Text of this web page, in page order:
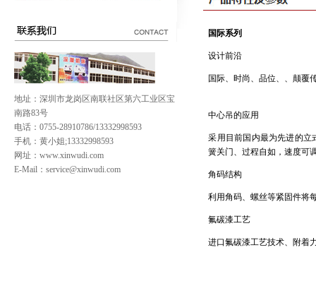
地址：深圳市龙岗区南联社区第六工业区宝
南路83号
电话：0755-28910786/13332998593
手机：黄小姐;13332998593
网址： www.xinwudi.com
E-Mail：service@xinwudi.com
国际系列
设计前沿
国际、时尚、品位、、颠覆
中心吊的应用
采用目前国内最为先进的立
簧关门、过程自如，速度可
角码结构
利用角码、螺丝等紧固件将
氟碳漆工艺
进口氟碳漆工艺技术、附着